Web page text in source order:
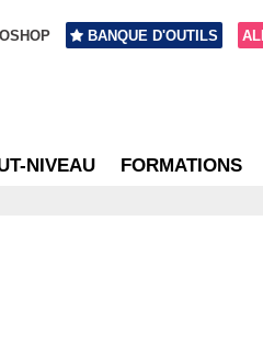
BANQUE D'OUTILS
NIVEAU FORMATIONS